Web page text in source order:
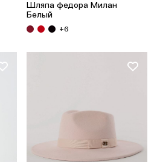
Шляпа федора Милан
Белый
+6